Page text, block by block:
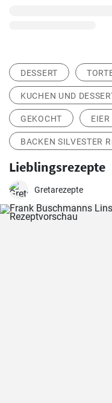
DESSERT
KUCHEN UND
GEKOCHT EIER
BACKEN SILVESTER
Lieblingsrezepte
Gretarezepte